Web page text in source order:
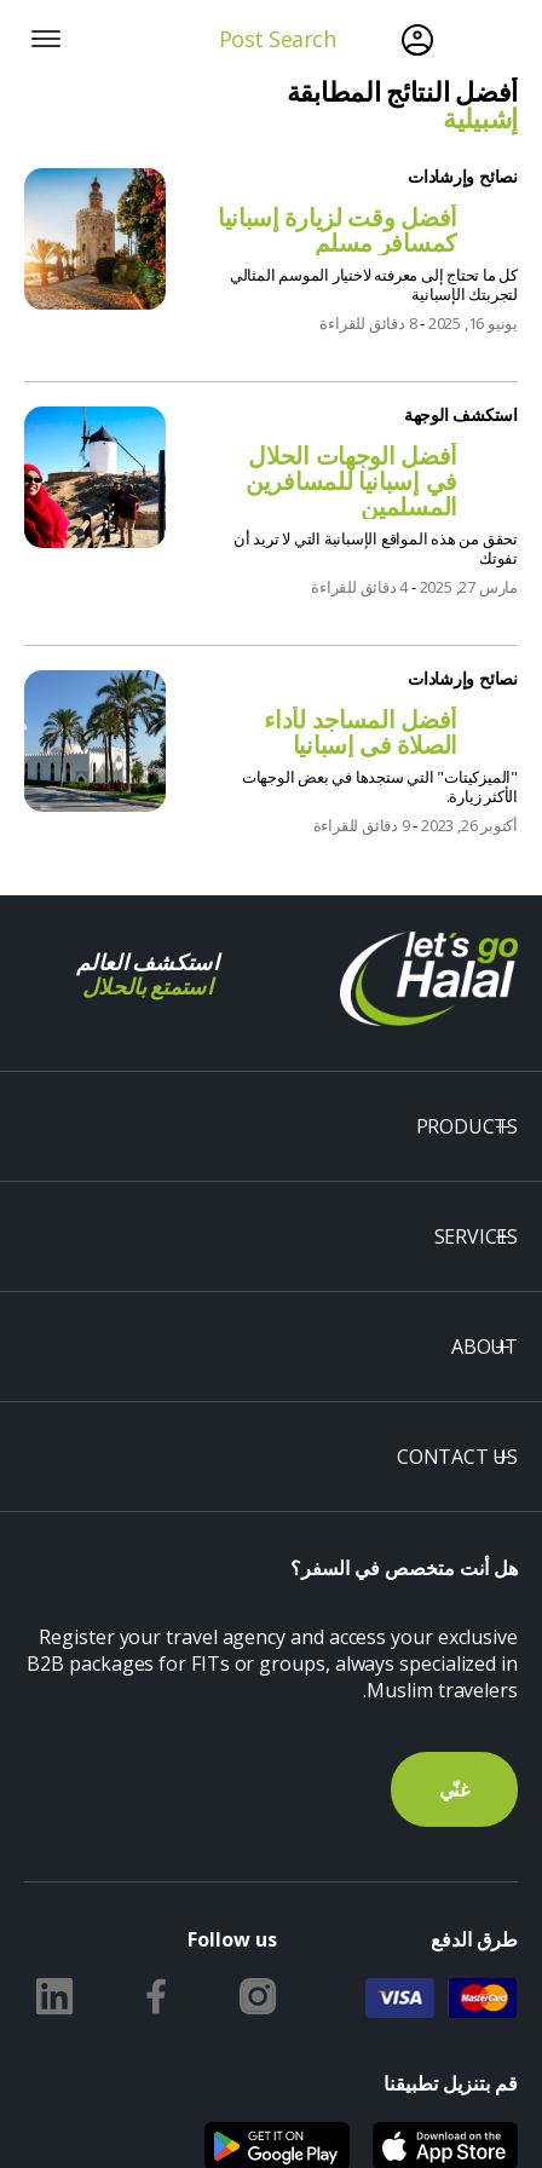
Post Search
أفضل النتائج المطابقة
إشبيلية
نصائح وإرشادات
أفضل وقت لزيارة إسبانيا
كمسافر مسلم
كل ما تحتاج إلى معرفته لاختيار الموسم المثالي
لتجربتك الإسبانية
يونيو 16, 2025
-8 دقائق للقراءة
استكشف الوجهة
أفضل الوجهات الحلال
في إسبانيا للمسافرين
المسلمين
تحقق من هذه المواقع الإسبانية التي لا تريد أن
تفوتك
مارس 27, 2025
-4 دقائق للقراءة
نصائح وإرشادات
أفضل المساجد لأداء
الصلاة في إسبانيا
"الميزكيتات" التي ستجدها في بعض الوجهات
الأكثر زيارة.
أكتوبر 26, 2023
-9 دقائق للقراءة
استكشف العالم
استمتع بالحلال
PRODUCTS
SERVICES
ABOUT
CONTACT US
هل أنت متخصص في السفر؟
Register your travel agency and access your exclusive
B2B packages for FITs or groups, always specialized in
Muslim travelers.
غنّي
طرق الدفع Follow us
قم بتنزيل تطبيقنا